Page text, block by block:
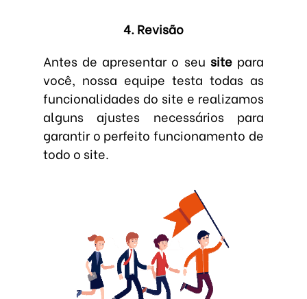
4. Revisão
Antes de apresentar o seu site para
você, nossa equipe testa todas as
funcionalidades do site e realizamos
alguns ajustes necessários para
garantir o perfeito funcionamento de
todo o site.